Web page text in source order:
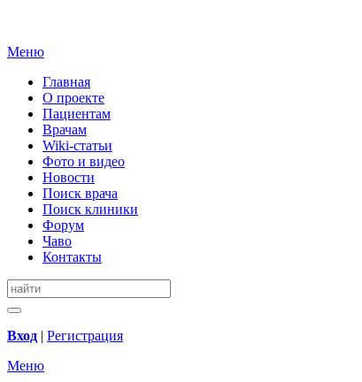
Меню
Главная
О проекте
Пациентам
Врачам
Wiki-статьи
Фото и видео
Новости
Поиск врача
Поиск клиники
Форум
Чаво
Контакты
Вход | Регистрация
Меню